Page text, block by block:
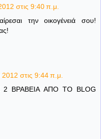
στις 9:40 π.μ.
την οικογένειά σου!
στις 9:44 π.μ.
ΒΡΑΒΕΙΑ ΑΠΟ ΤΟ BLOG